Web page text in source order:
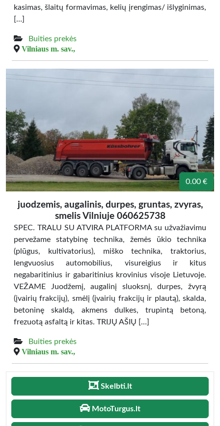
kasimas, šlaitų formavimas, kelių įrengimas/ išlyginimas,
[…]
Buities prekės
Vilniaus m. sav.,
0.00 €
juodzemis, augalinis, durpes, gruntas, zvyras,
smelis Vilniuje 060625738
SPEC. TRALU SU ATVIRA PLATFORMA su užvažiavimu
pervežame statybinę technika, žemės ūkio technika
(plūgus, kultivatorius), miško technika, traktorius,
lengvuosius automobilius, visureigius ir kitus
negabaritinius ir gabaritinius krovinius visoje Lietuvoje.
VEŽAME Juodžemį, augalinį sluoksnį, durpes, žvyrą
(įvairių frakcijų), smėlį (įvairių frakcijų ir plautą), skalda,
betoninę skaldą, akmens dulkes, trupintą betoną,
frezuotą asfaltą ir kitas. TRIJŲ AŠIŲ […]
Buities prekės
Vilniaus m. sav.,
Skelbti.lt
MotoTurgus.lt